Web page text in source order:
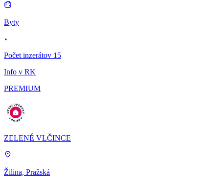
Byty
Počet inzerátov 15
Info v RK
PREMIUM
ZELENÉ VLČINCE
Žilina, Pražská